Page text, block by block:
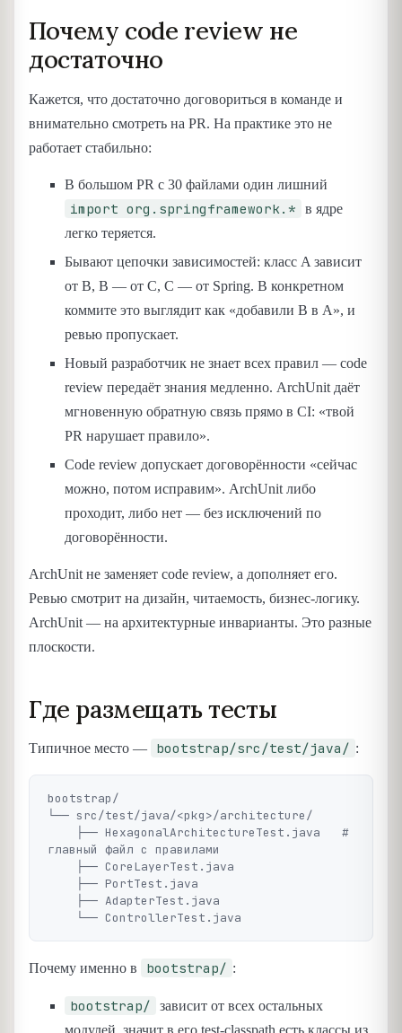
Почему code review не
достаточно
Кажется, что достаточно договориться в команде и
внимательно смотреть на PR. На практике это не
работает стабильно:
В большом PR с 30 файлами один лишний
import org.springframework.*
в ядре
легко теряется.
Бывают цепочки зависимостей: класс A зависит
от B, B — от C, C — от Spring. В конкретном
коммите это выглядит как «добавили B в A», и
ревью пропускает.
Новый разработчик не знает всех правил — code
review передаёт знания медленно. ArchUnit даёт
мгновенную обратную связь прямо в CI: «твой
PR нарушает правило».
Code review допускает договорённости «сейчас
можно, потом исправим». ArchUnit либо
проходит, либо нет — без исключений по
договорённости.
ArchUnit не заменяет code review, а дополняет его.
Ревью смотрит на дизайн, читаемость, бизнес-логику.
ArchUnit — на архитектурные инварианты. Это разные
плоскости.
Где размещать тесты
Типичное место — bootstrap/src/test/java/ :
bootstrap/
└── src/test/java/<pkg>/architecture/
главный файл с правилами
Почему именно в bootstrap/ :
bootstrap/
зависит от всех остальных
модулей, значит в его test-classpath есть классы из